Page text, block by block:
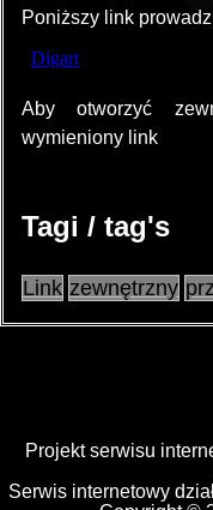
Poniższy link
Aby otworzyć
wymieniony link
Tagi / tag's
Link zewnętrzny
Projekt serwisu
Serwis internetowy